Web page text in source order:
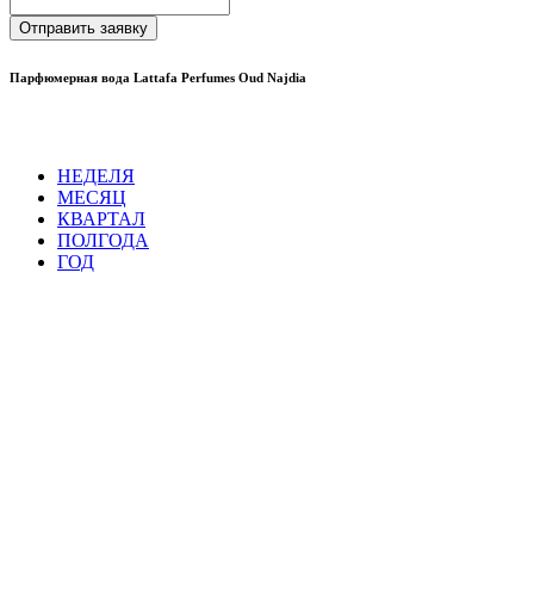
Отправить заявку
Парфюмерная вода Lattafa Perfumes Oud Najdia
НЕДЕЛЯ
МЕСЯЦ
КВАРТАЛ
ПОЛГОДА
ГОД